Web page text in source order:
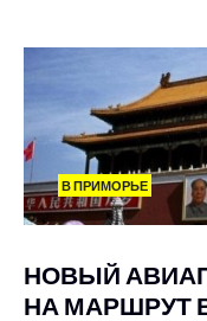
В ПРИМОРЬЕ
НОВЫЙ
НА МАРШРУТ